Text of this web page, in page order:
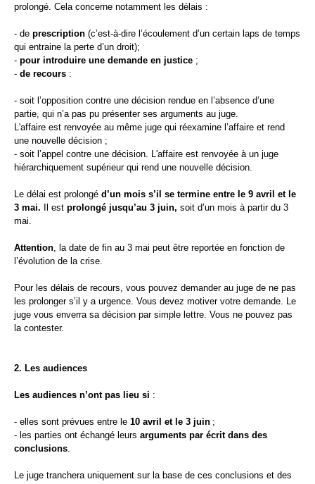
prolongé. Cela concerne notamment les délais :
- de prescription (c’est-à-dire l’écoulement d’un certain laps de temps
qui entraine la perte d’un droit);
- pour introduire une demande en justice ;
- de recours :
- soit l’opposition contre une décision rendue en l’absence d’une
partie, qui n’a pas pu présenter ses arguments au juge.
L'affaire est renvoyée au même juge qui réexamine l’affaire et rend
une nouvelle décision ;
- soit l’appel contre une décision. L'affaire est renvoyée à un juge
hiérarchiquement supérieur qui rend une nouvelle décision.
Le délai est prolongé d’un mois s’il se termine entre le 9 avril et le
3 mai. Il est prolongé jusqu’au 3 juin, soit d’un mois à partir du 3
mai.
Attention, la date de fin au 3 mai peut être reportée en fonction de
l’évolution de la crise.
Pour les délais de recours, vous pouvez demander au juge de ne pas
les prolonger s’il y a urgence. Vous devez motiver votre demande. Le
juge vous enverra sa décision par simple lettre. Vous ne pouvez pas
la contester.
2. Les audiences
Les audiences n’ont pas lieu si :
- elles sont prévues entre le 10 avril et le 3 juin ;
- les parties ont échangé leurs arguments par écrit dans des
conclusions.
Le juge tranchera uniquement sur la base de ces conclusions et des